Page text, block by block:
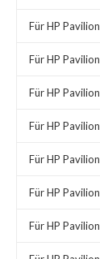
Für HP
Für HP
Für HP
Für HP
Für HP
Für HP
Für HP